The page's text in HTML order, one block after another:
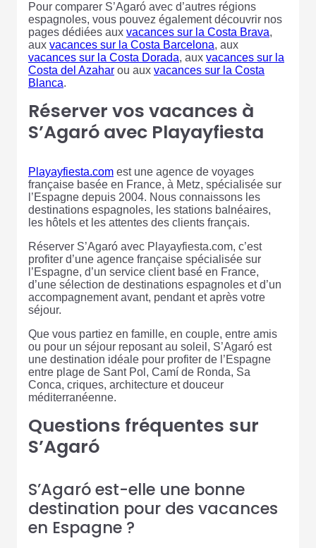
Pour comparer S’Agaró avec d’autres régions
espagnoles, vous pouvez également découvrir nos
pages dédiées aux vacances sur la Costa Brava,
aux vacances sur la Costa Barcelona, aux
vacances sur la Costa Dorada, aux vacances sur la
Costa del Azahar ou aux vacances sur la Costa
Blanca.
Réserver vos vacances à
S’Agaró avec Playayfiesta
Playayfiesta.com est une agence de voyages
française basée en France, à Metz, spécialisée sur
l’Espagne depuis 2004. Nous connaissons les
destinations espagnoles, les stations balnéaires,
les hôtels et les attentes des clients français.
Réserver S’Agaró avec Playayfiesta.com, c’est
profiter d’une agence française spécialisée sur
l’Espagne, d’un service client basé en France,
d’une sélection de destinations espagnoles et d’un
accompagnement avant, pendant et après votre
séjour.
Que vous partiez en famille, en couple, entre amis
ou pour un séjour reposant au soleil, S’Agaró est
une destination idéale pour profiter de l’Espagne
entre plage de Sant Pol, Camí de Ronda, Sa
Conca, criques, architecture et douceur
méditerranéenne.
Questions fréquentes sur
S’Agaró
S’Agaró est-elle une bonne
destination pour des vacances
en Espagne ?